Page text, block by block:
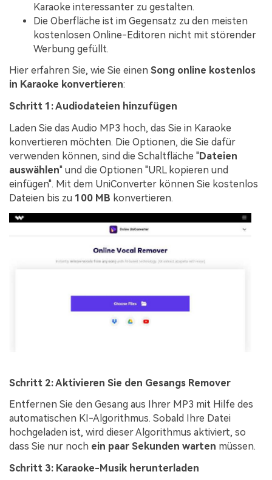
Karaoke interessanter zu gestalten.
Die Oberfläche ist im Gegensatz zu den meisten
kostenlosen Online-Editoren nicht mit störender
Werbung gefüllt.
Hier erfahren Sie, wie Sie einen Song online kostenlos
in Karaoke konvertieren:
Schritt 1: Audiodateien hinzufügen
Laden Sie das Audio MP3 hoch, das Sie in Karaoke
konvertieren möchten. Die Optionen, die Sie dafür
verwenden können, sind die Schaltfläche "Dateien
auswählen" und die Optionen "URL kopieren und
einfügen". Mit dem UniConverter können Sie kostenlos
Dateien bis zu 100 MB konvertieren.
Schritt 2: Aktivieren Sie den Gesangs Remover
Entfernen Sie den Gesang aus Ihrer MP3 mit Hilfe des
automatischen KI-Algorithmus. Sobald Ihre Datei
hochgeladen ist, wird dieser Algorithmus aktiviert, so
dass Sie nur noch ein paar Sekunden warten müssen.
Schritt 3: Karaoke-Musik herunterladen